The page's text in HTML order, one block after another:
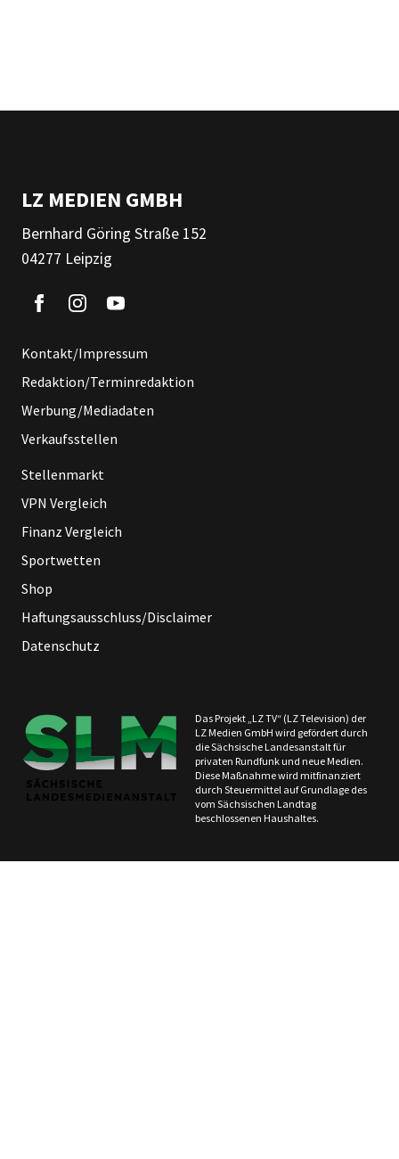
LZ MEDIEN GMBH
Bernhard Göring Straße 152
04277 Leipzig
Kontakt/Impressum
Redaktion/Terminredaktion
Werbung/Mediadaten
Verkaufsstellen
Stellenmarkt
VPN Vergleich
Finanz Vergleich
Sportwetten
Shop
Haftungsausschluss/Disclaimer
Datenschutz
Das Projekt „LZ TV“ (LZ Television) der
LZ Medien GmbH wird gefördert durch
die Sächsische Landesanstalt für
privaten Rundfunk und neue Medien.
Diese Maßnahme wird mitfinanziert
durch Steuermittel auf Grundlage des
vom Sächsischen Landtag
beschlossenen Haushaltes.